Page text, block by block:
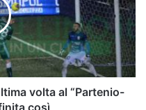
volta al “Partenio-
così